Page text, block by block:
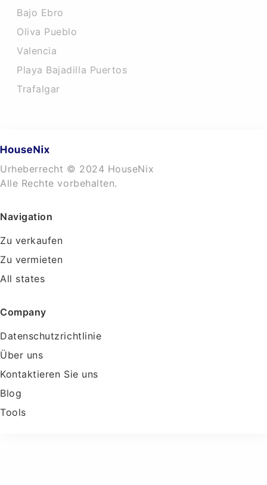
Bajo Ebro
Oliva Pueblo
Valencia
Playa Bajadilla Puertos
Trafalgar
Urheberrecht © 2024 HouseNix
Alle Rechte vorbehalten.
Navigation
Zu verkaufen
Zu vermieten
All states
Company
Datenschutzrichtlinie
Über uns
Kontaktieren Sie uns
Blog
Tools